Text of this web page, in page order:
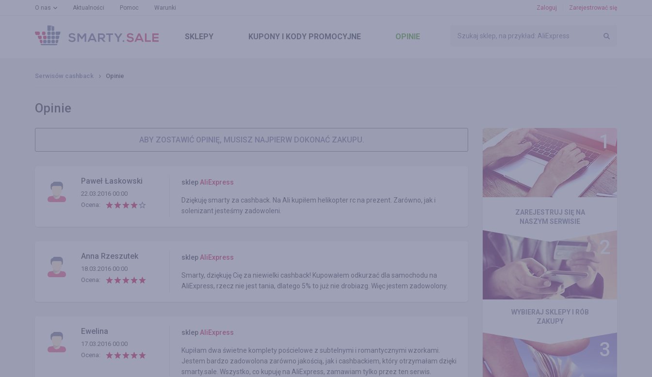
O nas Aktualności Pomoc Warunki Zaloguj Zarejestrować się
SKLEPY KUPONYI KODY PROMOCYJNE OPINIE
Serwisów cashback Opinie
Opinie
ZAREJESTRUJ SIĘ NA
NASZYM SERWISIE
WYBIERAJ SKLEPY I RÓB
ZAKUPY
ABY ZOSTAWIĆ OPINIĘ, MUSISZ NAJPIERW DOKONAĆ ZAKUPU.
Paweł Łaskowski
22.03.2016 00:00
Ocena:
sklep AliExpress
Dziękuję smarty za cashback. Na Ali kupiłem helikopter rc na prezent. Zarówno, jak i
solenizant jesteśmy zadowoleni.
Anna Rzeszutek
18.03.2016 00:00
Ocena:
sklep AliExpress
Smarty, dziękuję Cię za niewielki cashback! Kupowałem odkurzać dla samochodu na
AliExpress, rzecz nie jest tania, dlatego 5% to już nie drobiazg. Więc jestem zadowolony.
Ewelina
17.03.2016 00:00
Ocena:
sklep AliExpress
Kupiłam dwa świetne komplety pościelowe z subtelnymi i romantycznymi wzorkami.
Jestem bardzo zadowolona zarówno jakością, jak i cashbackiem, który otrzymałam dzięki
smarty.sale. Wszystko, co kupuję na AliExpress, zamawiam tylko przez ten serwis.